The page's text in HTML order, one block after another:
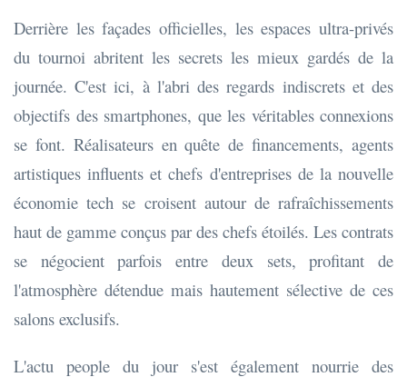
Derrière les façades officielles, les espaces ultra-privés
du tournoi abritent les secrets les mieux gardés de la
journée. C'est ici, à l'abri des regards indiscrets et des
objectifs des smartphones, que les véritables connexions
se font. Réalisateurs en quête de financements, agents
artistiques influents et chefs d'entreprises de la nouvelle
économie tech se croisent autour de rafraîchissements
haut de gamme conçus par des chefs étoilés. Les contrats
se négocient parfois entre deux sets, profitant de
l'atmosphère détendue mais hautement sélective de ces
salons exclusifs.
L'actu people du jour s'est également nourrie des